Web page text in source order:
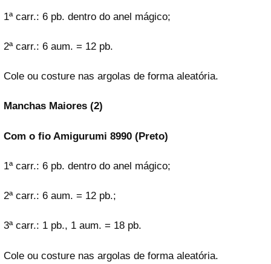
1ª carr.: 6 pb. dentro do anel mágico;
2ª carr.: 6 aum. = 12 pb.
Cole ou costure nas argolas de forma aleatória.
Manchas Maiores (2)
Com o fio Amigurumi 8990 (Preto)
1ª carr.: 6 pb. dentro do anel mágico;
2ª carr.: 6 aum. = 12 pb.;
3ª carr.: 1 pb., 1 aum. = 18 pb.
Cole ou costure nas argolas de forma aleatória.